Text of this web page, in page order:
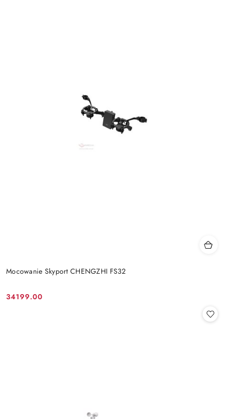
Mocowanie Skyport CHENGZHI FS32
Cena:
34199.00